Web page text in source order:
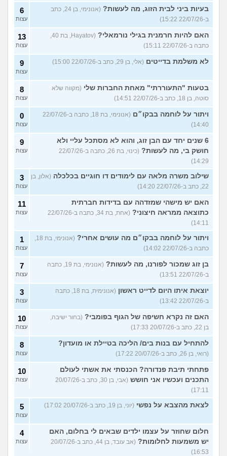
בעיות ביני לבית הזוג, מה לעשות?
(אנונימי, בן 24, כתב
ב-22/07/26 15:22)
6
עצות
האם להיות חרמנית בגילי נורמאלי?
כתבה ב-22/07/26 15:11)
13
עצות
לא משלמת בדייטים (אלי, בן 29, כתב ב-22/07/26 15:00) 9
עצות
בטעות "התעוררתי" מאחת החברות שלי (מקווה שלא
סוטה, בן 18, כתב ב-22/07/26 14:51)
8
עצות
ויתור על לוחמה בבקו״ם
(אנונימי, בת 18, כתבה ב-22/07/26
14:40)
0
עצות
6 שנים יחד עם הבן זוג, והוא לא מסתכל עליי ולא
חושק בי, מה לעשות?
(כינוי, בת 26, כתבה ב-22/07/26
14:29)
9
עצות
שילוב משרה מלאה עם לימודים דו חוגיים בכלכלה (אלון, בן
22, כתב ב-22/07/26 14:20)
3
עצות
האם יש מישהי שמזדהה עם בדידות חברתית
כתוצאה ממראה חיצוני?
(אחת, בת 34, כתבה ב-22/07/26
14:11)
11
עצות
ויתור על לוחמה בבקו״ם מה עושים אחרי?
כתבה ב-22/07/26 14:02)
1
עצות
בן זוג שמכור לפורנו, מה לעשות?
(אנונימי, בת 19, כתבה
ב-22/07/26 13:51)
7
עצות
יוצאת איתו היום לדייט ראשון
(אנונימית, בת 18, כתבה
ב-22/07/26 13:42)
3
עצות
האם זה נקרא חשיפה של הגוף בפומבי? (בחור ישיבה,
בן 22, כתב ב-20/07/26 17:33)
10
עצות
להתחיל עם בנות בים/ הליכה בטיילת או מועדון?
(רואי, בן 26, כתב ב-20/07/26 17:22)
8
עצות
פתחתי תיבת פנדורה? הכנסתי את אשתי לעולם
התכנים ועכשיו אני חושש
(אבי, בן 30, כתב ב-20/07/26
17:11)
10
עצות
לצאת מהצבא על נפשי (יוני, בן 19, כתב ב-20/07/26 17:02) 5
עצות
חלום שחוזר על עצמו ילדים שבאים לי בחלום, האם
יש משמעות לחלומות?
(אב עובד, בן 44, כתב ב-20/07/26
16:53)
4
עצות